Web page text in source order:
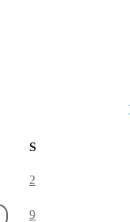
S
2
9